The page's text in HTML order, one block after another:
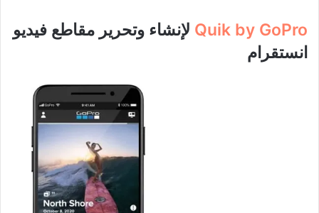
Quik by GoPro لإنشاء وتحرير مقاطع فيديو
انستقرام